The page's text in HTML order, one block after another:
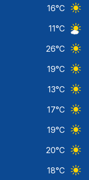
16°C
11°C
26°C
19°C
13°C
17°C
19°C
20°C
18°C